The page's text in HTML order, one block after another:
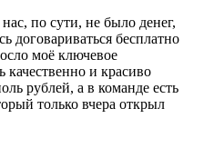
по сути, не было денег,
договариваться бесплатно
моё ключевое
качественно и красиво
рублей, а в команде есть
только вчера открыл